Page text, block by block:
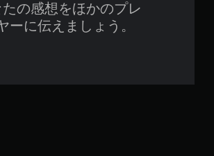
の感想をほかのプレ
ーに伝えましょう。